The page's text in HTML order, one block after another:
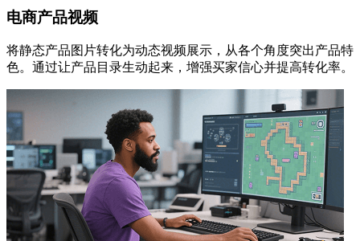
电商产品视频
将静态产品图片转化为动态视频展示，从各个角度突出产品特
色。通过让产品目录生动起来，增强买家信心并提高转化率。